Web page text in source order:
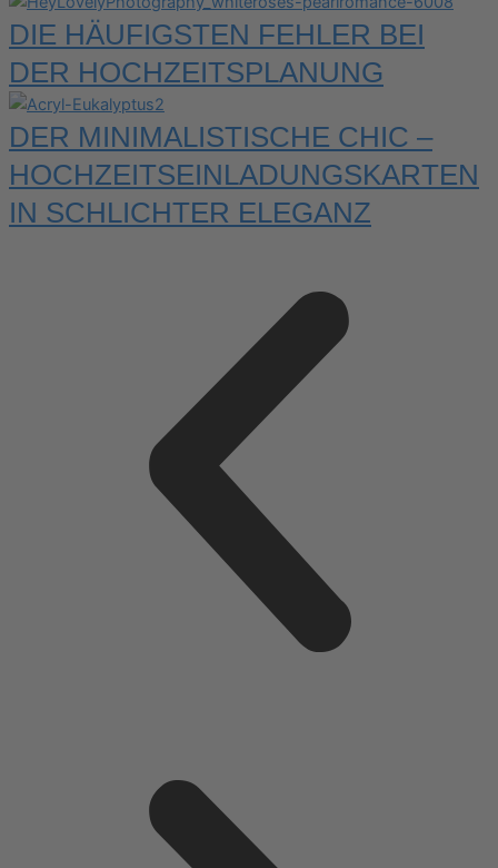
DIE HÄUFIGSTEN FEHLER BEI
DER HOCHZEITSPLANUNG
DER MINIMALISTISCHE CHIC –
HOCHZEITSEINLADUNGSKARTEN
IN SCHLICHTER ELEGANZ